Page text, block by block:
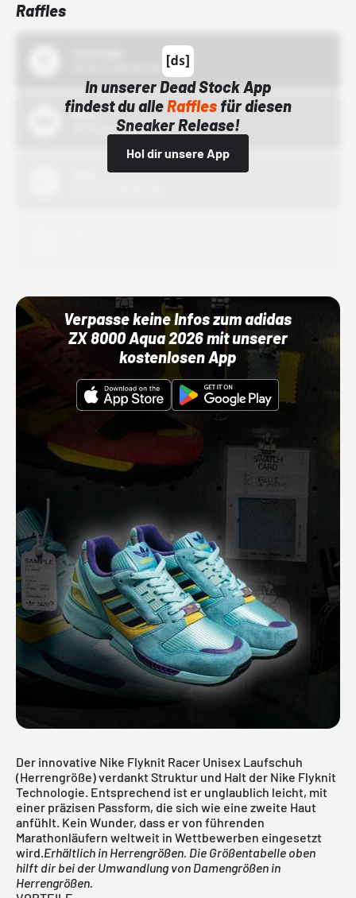
Raffles
In unserer Dead Stock App
findest du alleRafflesfür diesen
Sneaker Release!
Hol dir unsere App
Bstn
01.10.22 00:00 Uhr
Verpasse keine Infos zum adidas
ZX 8000 Aqua 2026 mit unserer
kostenlosen App
Der innovative Nike Flyknit Racer Unisex Laufschuh
(Herrengröße) verdankt Struktur und Halt der Nike Flyknit
Technologie. Entsprechend ist er unglaublich leicht, mit
einer präzisen Passform, die sich wie eine zweite Haut
anfühlt. Kein Wunder, dass er von führenden
Marathonläufern weltweit in Wettbewerben eingesetzt
wird.Erhältlich in Herrengrößen. Die Größentabelle oben
hilft dir bei der Umwandlung von Damengrößen in
Herrengrößen.